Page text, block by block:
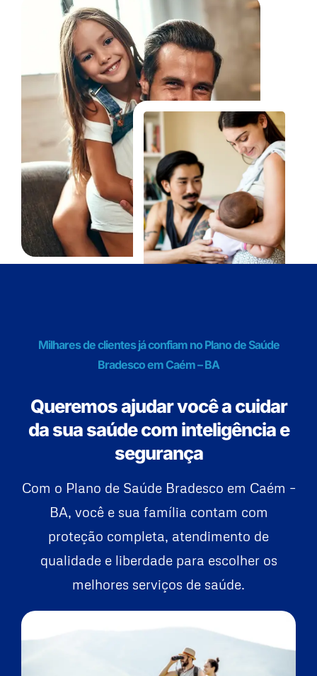
Milhares de clientes já confiam no Plano de Saúde
Bradesco em Caém – BA
Queremos ajudar você a cuidar
da sua saúde com inteligência e
segurança
Com o Plano de Saúde Bradesco em Caém –
BA, você e sua família contam com
proteção completa, atendimento de
qualidade e liberdade para escolher os
melhores serviços de saúde.